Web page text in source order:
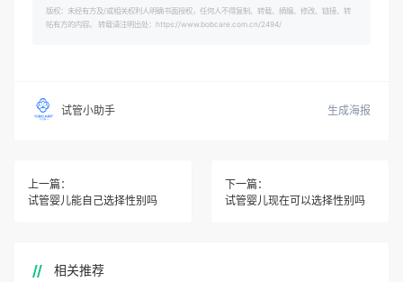
版权：未经有方及/或相关权利人明确书面授权，任何人不得复制、转载、摘编、修改、链接、转
帖有方的内容。 转载请注明出处：https://www.bobcare.com.cn/2494/
试管小助手 生成海报
上一篇：
试管婴儿能自己选择性别吗
下一篇：
试管婴儿现在可以选择性别吗
相关推荐